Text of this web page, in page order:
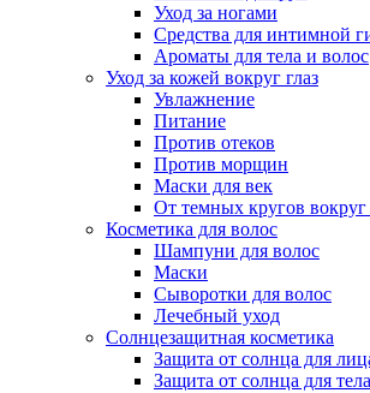
Уход за ногами
Средства для интимной
Ароматы для тела и волос
Уход за кожей вокруг глаз
Увлажнение
Питание
Против отеков
Против морщин
Маски для век
От темных кругов вокруг
Косметика для волос
Шампуни для волос
Маски
Сыворотки для волос
Лечебный уход
Солнцезащитная косметика
Защита от солнца для
Защита от солнца для тела